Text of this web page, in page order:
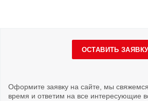
ОСТАВИТЬ ЗАЯВКУ
Оформите заявку на сайте, мы
время и ответим на все интересующие